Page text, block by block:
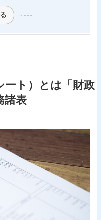
ート）とは「財政
諸表